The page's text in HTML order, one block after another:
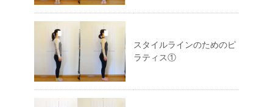
スタイルラインのためのピ
ラティス①